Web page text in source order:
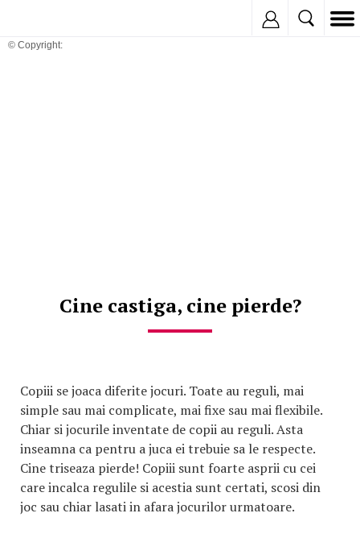
© Copyright:
Cine castiga, cine pierde?
Copiii se joaca diferite jocuri. Toate au reguli, mai
simple sau mai complicate, mai fixe sau mai flexibile.
Chiar si jocurile inventate de copii au reguli. Asta
inseamna ca pentru a juca ei trebuie sa le respecte.
Cine triseaza pierde! Copiii sunt foarte asprii cu cei
care incalca regulile si acestia sunt certati, scosi din
joc sau chiar lasati in afara jocurilor urmatoare.